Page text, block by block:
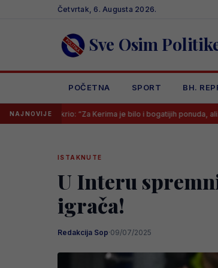
Četvrtak, 6. Augusta 2026.
Sve Osim
POČETNA SPORT BH.
NAJNOVIJE
“Za Kerima je bilo i bogatijih ponuda, ali..”
ISTAKNUTE
U Interu
igrača!
Redakcija Sop·09/07/2025